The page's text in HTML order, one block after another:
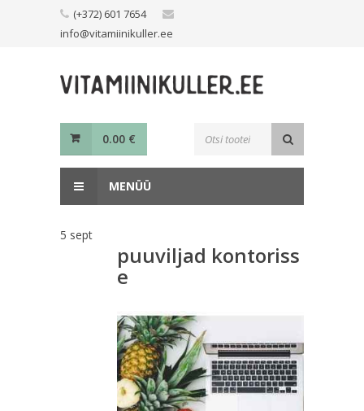
(+372) 601 7654
info@vitamiinikuller.ee
0.00 €
MENÜÜ
5 sept
puuviljad kontoriss
e